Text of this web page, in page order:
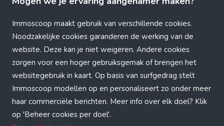
Immoscoop maakt gebruik van verschillende cookies.
Noodzakelijke cookies garanderen de werking van de
website. Deze kan je niet weigeren. Andere cookies
zorgen voor een hoger gebruiksgemak of brengen het
websitegebruik in kaart. Op basis van surfgedrag stelt
Immoscoop modellen op en personaliseert zo onder meer
haar commerciële berichten. Meer info over elk doel? Klik
op 'Beheer cookies per doel'.
Application error: a client-side exception has occurred (see the
browser console for more information)